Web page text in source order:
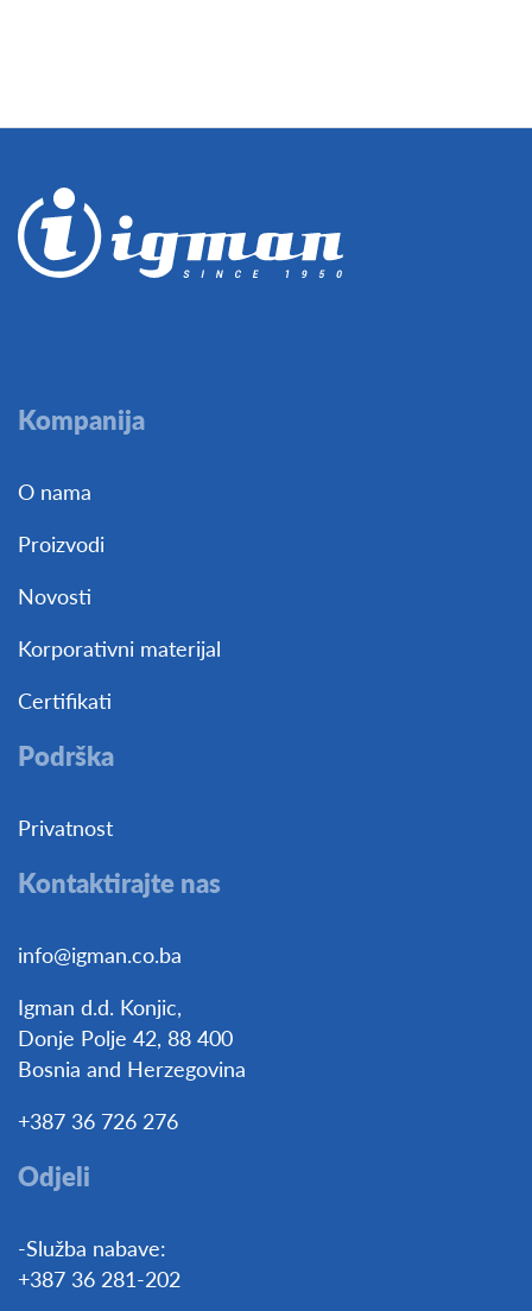
Kompanija
O nama
Proizvodi
Novosti
Korporativni materijal
Certifikati
Podrška
Privatnost
Kontaktirajte nas
info@igman.co.ba
Igman d.d. Konjic,
Donje Polje 42, 88 400
Bosnia and Herzegovina
+387 36 726 276
Odjeli
-Služba nabave:
+387 36 281-202